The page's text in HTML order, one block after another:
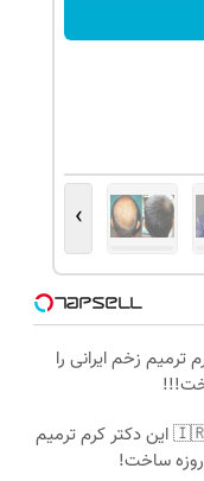
›
ترمیم زخم ایرانی را
برای اولین بار در ایران🇮🇷 این دکتر کرم ترمیم